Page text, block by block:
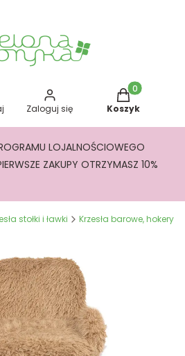
wyszukiwarkę
Zaloguj się
Produkty w
Koszyk
LOJALNOŚCIOWEGO
ZAKUPY OTRZYMASZ 10%
stołki i ławki Krzesła barowe, hokery